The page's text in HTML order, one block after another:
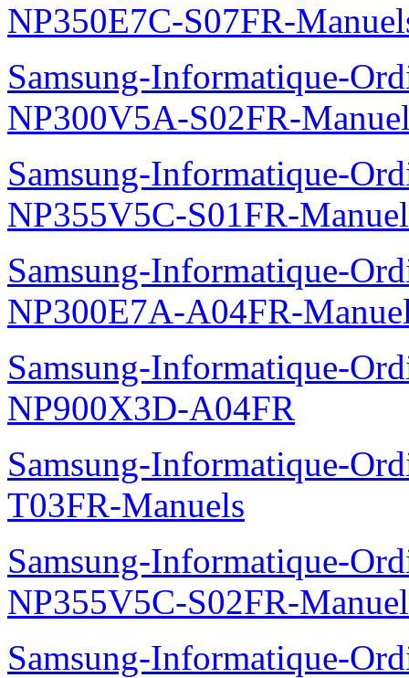
NP350E7C-S07FR-
Samsung-Informatique-
NP300V5A-S02FR-
Samsung-Informatique-
NP355V5C-S01FR-
Samsung-Informatique-
NP300E7A-A04FR-
Samsung-Informatique-
NP900X3D-A04FR
Samsung-Informatique-
T03FR-Manuels
Samsung-Informatique-
NP355V5C-S02FR-
Samsung-Informatique-